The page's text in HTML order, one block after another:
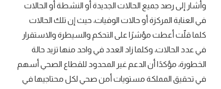
وأشار إلى رصد جميع الحالات الجديدة أو النشطة أو الحالات
في العناية المركزة أو حالات الوفيات، حيث إن تلك الحالات
كلما قلّت أعطت مؤشرًا على التحكم والسيطرة والاستقرار
في عدد الحالات، وكلما زاد العدد في واحد منها تزيد حالة
الخطورة، مؤكدًا أن الدعم غير المحدود للقطاع الصحي أسهم
في تحقيق المملكة مستويات أمن صحي لكل محتاجيها في